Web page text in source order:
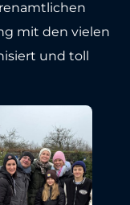
mit den vielen
und toll